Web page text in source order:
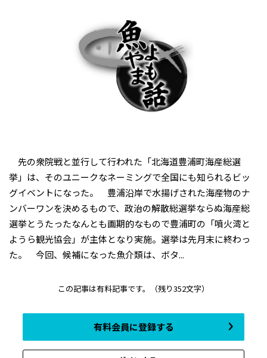
先の衆院戦と並行して行われた「北海道豊浦町海産総選
挙」は、そのユニークなネーミングで全国にも知られるビッ
グイベントになった。 豊浦沿岸で水揚げされた海産物のナ
ンバーワンを決めるもので、政治の解散総選挙ならぬ海産総
選挙とうたったなんとも画期的なもので豊浦町の「噴火湾と
ようら観光協会」が主体となり実施。選挙は先月末に終わっ
た。 今回、候補になった魚介類は、ボタ...
この記事は有料記事です。 （残り352文字）
有料会員に登録する